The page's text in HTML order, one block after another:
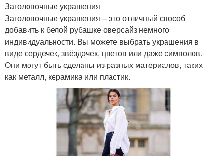
Заголовочные украшения
Заголовочные украшения – это отличный способ
добавить к белой рубашке оверсайз немного
индивидуальности. Вы можете выбрать украшения в
виде сердечек, звёздочек, цветов или даже символов.
Они могут быть сделаны из разных материалов, таких
как металл, керамика или пластик.